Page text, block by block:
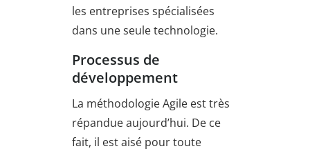
les entreprises spécialisées
dans une seule technologie.
Processus de
développement
La méthodologie Agile est très
répandue aujourd’hui. De ce
fait, il est aisé pour toute